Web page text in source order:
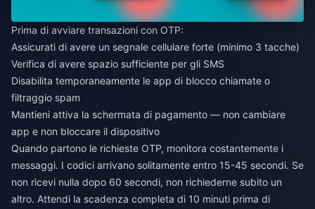
Prima di avviare transazioni con OTP:
Assicurati di avere un segnale cellulare forte (minimo 3 tacche)
Verifica di avere spazio sufficiente per gli SMS
Disabilita temporaneamente le app di blocco chiamate o
filtraggio spam
Mantieni attiva la schermata di pagamento — non cambiare
app e non bloccare il dispositivo
Quando partono le richieste OTP, monitora costantemente i
messaggi. I codici arrivano solitamente entro 15-45 secondi. Se
non ricevi nulla dopo 60 secondi, non richiederne subito un
altro. Attendi la scadenza completa di 10 minuti prima di